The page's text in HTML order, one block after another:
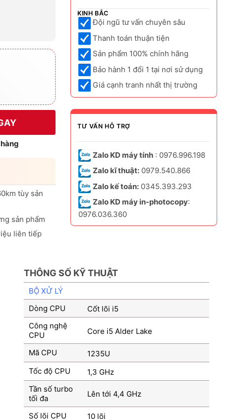
tùy sản
sản phẩm
liên tiếp
KINH BẮC
Đội ngũ tư vấn chuyên sâu
Thanh toán thuận tiện
Sản phẩm 100% chính hãng
Bảo hành 1 đổi 1 tại nơi sử dụng
Giá cạnh tranh nhất thị trường
TƯ VẤN HỖ TRỢ
Zalo KD máy tính: 0976.996.198
Zalo kĩ thuật:0979.540.866
Zalo kế toán:0345.393.293
Zalo KD máy in-photocopy:
0976.036.360
THÔNG SỐ KỸ THUẬT
BỘ XỬ LÝ
Dòng CPU
Cốt lõi i5
Công nghệ
CPU
Core i5 Alder Lake
Mã CPU
1235U
Tốc độ CPU
1,3 GHz
Tần số turbo
tối đa
Lên tới 4,4 GHz
Số lõi CPU
10 lõi